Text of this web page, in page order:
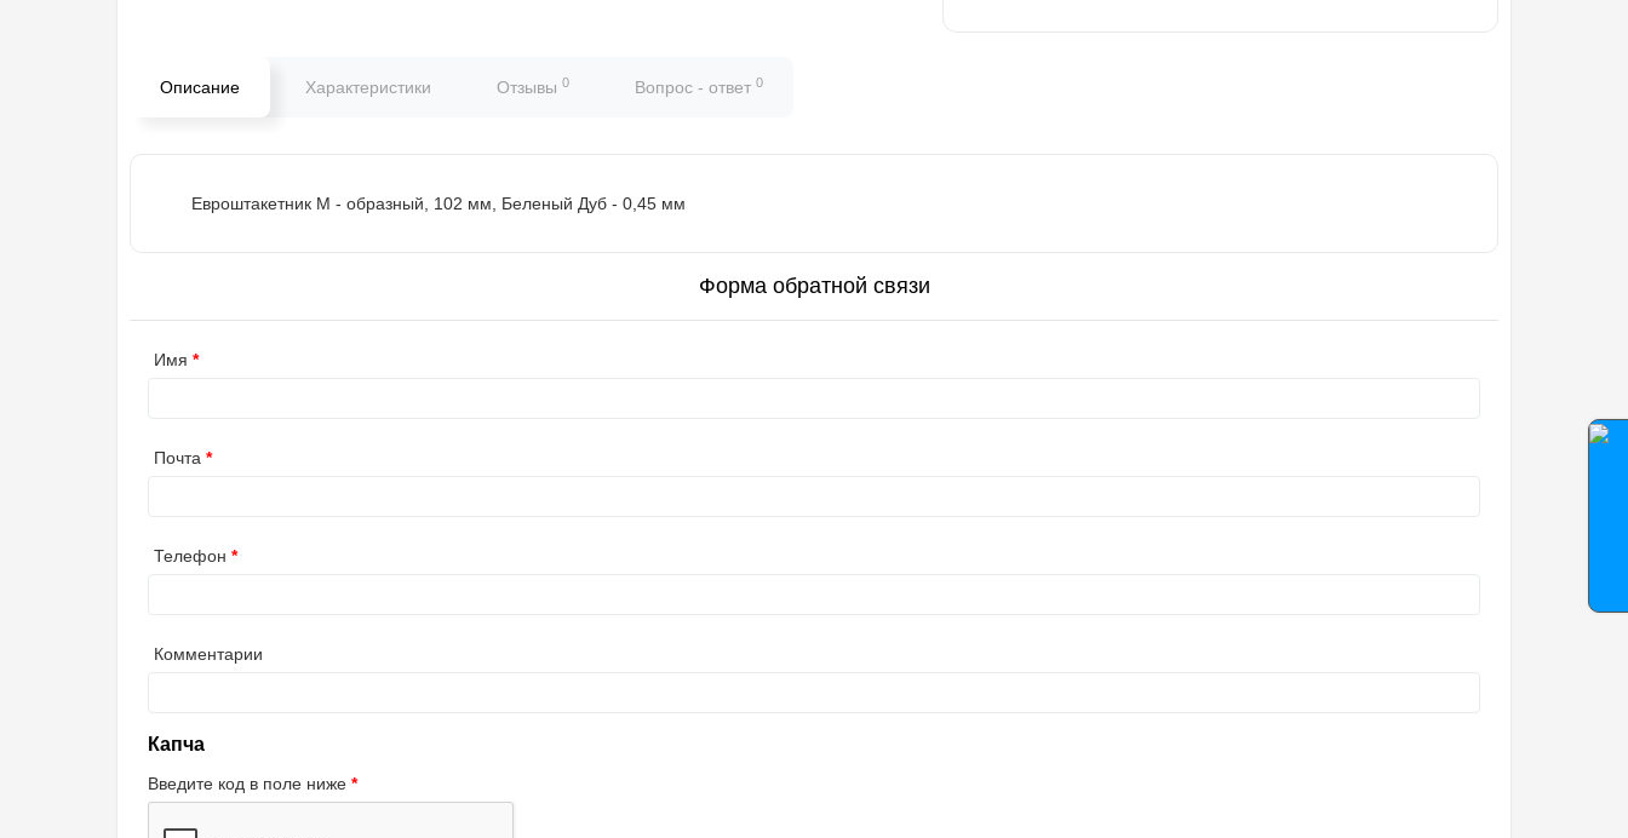
Описание Характеристики Отзывы 0 Вопрос - ответ 0
Евроштакетник М - образный, 102 мм, Беленый Дуб - 0,45 мм
Форма обратной связи
Имя
Почта
Телефон
Комментарии
Капча
Введите код в поле ниже